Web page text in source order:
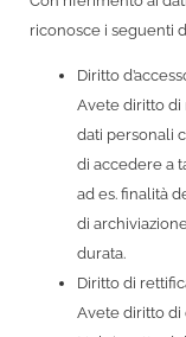
riconosce i seguenti
Diritto
Avete diritto
dati personali
di accedere a
ad es. finalità
di
durata.
Diritto di
Avete diritto di